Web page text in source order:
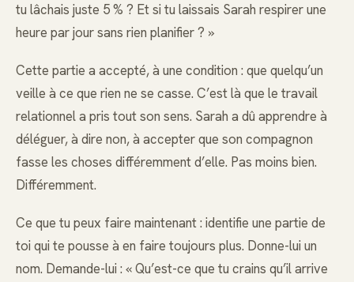
tu lâchais juste 5 % ? Et si tu laissais Sarah respirer une
heure par jour sans rien planifier ? »
Cette partie a accepté, à une condition : que quelqu’un
veille à ce que rien ne se casse. C’est là que le travail
relationnel a pris tout son sens. Sarah a dû apprendre à
déléguer, à dire non, à accepter que son compagnon
fasse les choses différemment d’elle. Pas moins bien.
Différemment.
Ce que tu peux faire maintenant : identifie une partie de
toi qui te pousse à en faire toujours plus. Donne-lui un
nom. Demande-lui : « Qu’est-ce que tu crains qu’il arrive